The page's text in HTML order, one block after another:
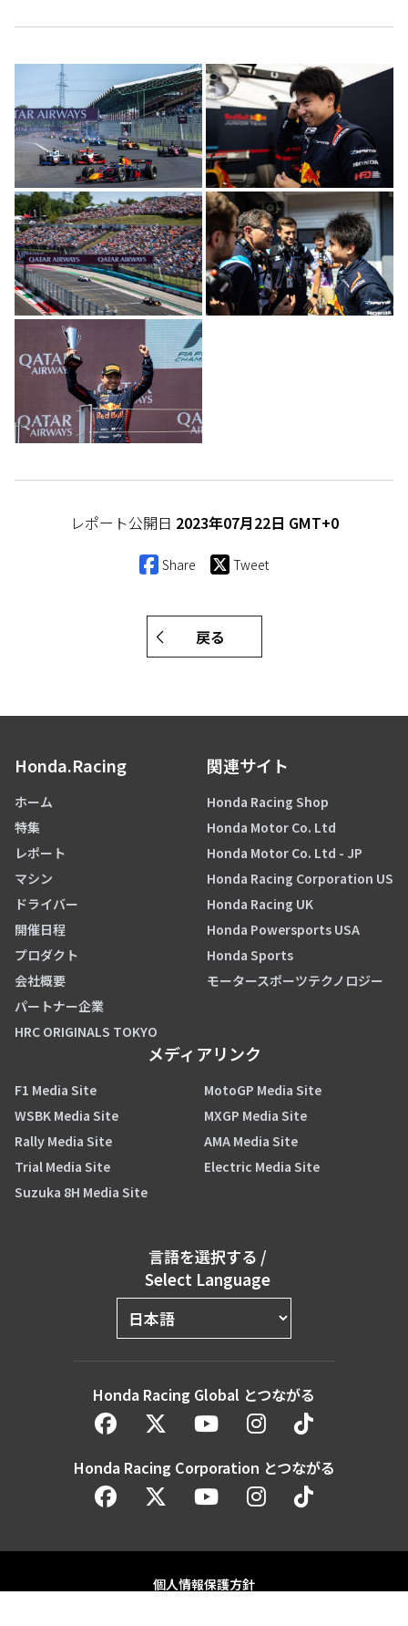
レポート公開日 2023年07月22日 GMT+0
Share Tweet
戻る
Honda.Racing
ホーム
特集
レポート
マシン
ドライバー
開催日程
プロダクト
会社概要
パートナー企業
HRC ORIGINALS TOKYO
関連サイト
Honda Racing Shop
Honda Motor Co. Ltd
Honda Motor Co. Ltd - JP
Honda Racing Corporation US
Honda Racing UK
Honda Powersports USA
Honda Sports
モータースポーツテクノロジー
メディアリンク
F1 Media Site
MotoGP Media Site
WSBK Media Site
MXGP Media Site
Rally Media Site
AMA Media Site
Trial Media Site
Electric Media Site
Suzuka 8H Media Site
言語を選択する /
Select Language
Honda Racing Global とつながる
Honda Racing Corporation とつながる
個人情報保護方針